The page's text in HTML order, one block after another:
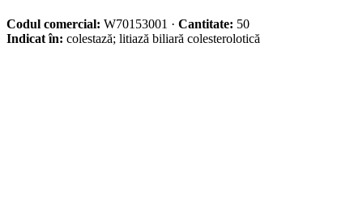
Codul comercial: W70153001 · Cantitate: 50
Indicat în: colestază; litiază biliară colesterolotică